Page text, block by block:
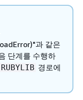
과 같은
단계를 수행하
RUBYLIB 경로에